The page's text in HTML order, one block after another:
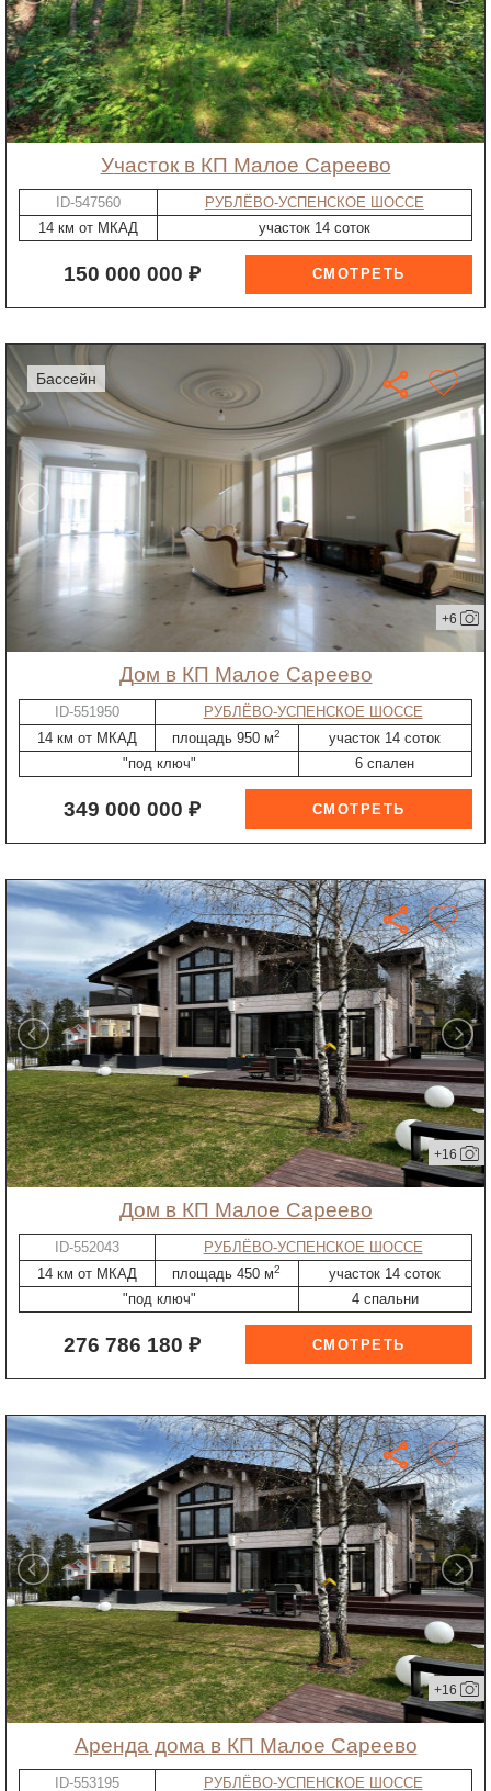
участок в КП Малое Сареево
ID-547560
РУБЛЁВО-УСПЕНСКОЕ ШОССЕ
14 км от МКАД
участок 14 соток
150 000 000 ₽
бассейн
+6
дом в КП Малое Сареево
ID-551950
РУБЛЁВО-УСПЕНСКОЕ ШОССЕ
14 км от МКАД
площадь 950 м2
участок 14 соток
"под ключ"
6 спален
349 000 000 ₽
+16
дом в КП Малое Сареево
ID-552043
РУБЛЁВО-УСПЕНСКОЕ ШОССЕ
14 км от МКАД
площадь 450 м2
участок 14 соток
"под ключ"
4 спальни
276 786 180 ₽
+16
Аренда дома в КП Малое Сареево
ID-553195 РУБЛЁВО-УСПЕНСКОЕ ШОССЕ